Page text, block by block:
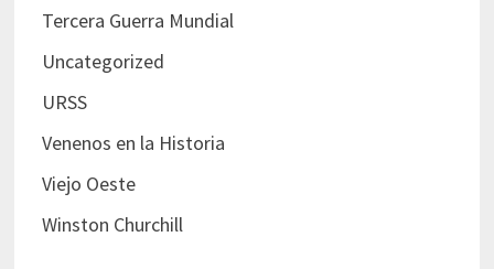
Tercera Guerra Mundial
Uncategorized
URSS
Venenos en la Historia
Viejo Oeste
Winston Churchill